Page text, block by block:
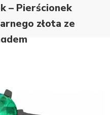
– Pierścionek
złota ze